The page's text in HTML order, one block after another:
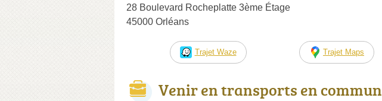
28 Boulevard Rocheplatte 3ème Étage
45000 Orléans
Trajet Waze Trajet Maps
Venir en transports en commun